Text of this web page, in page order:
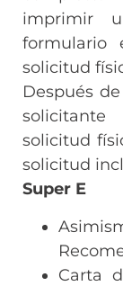
imprimir
formulario
solicitud
Después
solicitud
solicitud
Super E
Carta